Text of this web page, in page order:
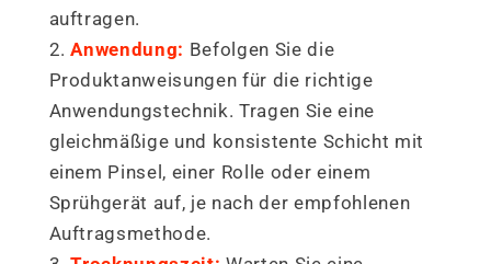
auftragen.
Anwendung: Befolgen Sie die
Produktanweisungen für die richtige
Anwendungstechnik. Tragen Sie eine
gleichmäßige und konsistente Schicht mit
einem Pinsel, einer Rolle oder einem
Sprühgerät auf, je nach der empfohlenen
Auftragsmethode.